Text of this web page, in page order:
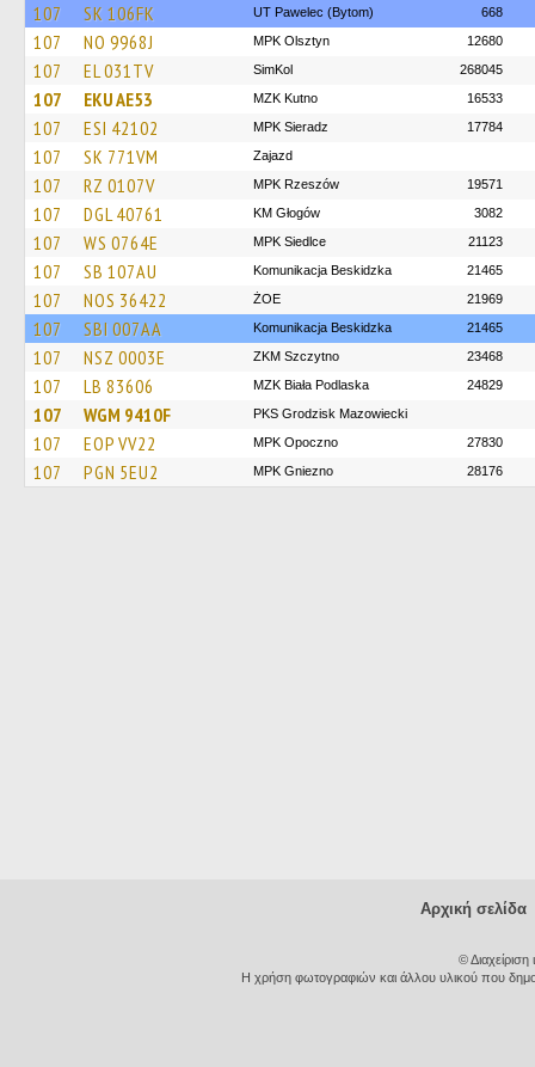
107 SK 106FK UT Pawelec (Bytom) 668
107 NO 9968J MPK Olsztyn 12680
107 EL 031TV SimKol 268045
107 EKU AE53 MZK Kutno 16533
107 ESI 42102 MPK Sieradz 17784
107 SK 771VM Zajazd
107 RZ 0107V MPK Rzeszów 19571
107 DGL 40761 KM Głogów 3082
107 WS 0764E MPK Siedlce 21123
107 SB 107AU Komunikacja Beskidzka 21465
107 NOS 36422 ŻOE 21969
107 SBI 007AA Komunikacja Beskidzka 21465
107 NSZ 0003E ZKM Szczytno 23468
107 LB 83606 MZK Biała Podlaska 24829
107 WGM 9410F PKS Grodzisk Mazowiecki
107 EOP VV22 MPK Opoczno 27830
107 PGN 5EU2 MPK Gniezno 28176
Αρχική σελίδα
©
Η χρήση φωτογραφιών και άλλου υλικού που